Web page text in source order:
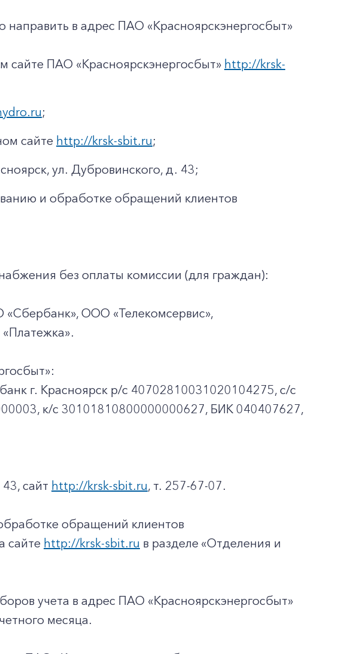
в адрес ПАО «Красноярскэнергосбыт»
сайте ПАО «Красноярскэнергосбыт» http://krsk-
;
сайте http://krsk-sbit.ru;
ул. Дубровинского, д. 43;
и обработке обращений клиентов
без оплаты комиссии (для граждан):
ООО «Телекомсервис»,
г. Красноярск p/c 40702810031020104275, с/с
к/c 30101810800000000627, БИК 040407627,
сайт http://krsk-sbit.ru, т. 257-67-07.
обращений клиентов
сайте http://krsk-sbit.ru в разделе «Отделения и
учета в адрес ПАО «Красноярскэнергосбыт»
месяца.